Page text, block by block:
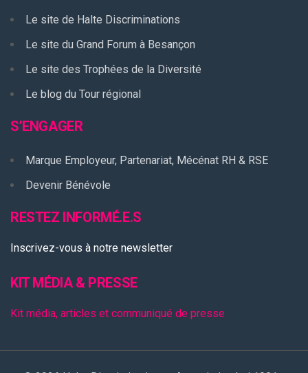
Le site de Halte Discriminations
Le site du Grand Forum à Besançon
Le site des Trophées de la Diversité
Le blog du Tour régional
S’ENGAGER
Marque Employeur, Partenariat, Mécénat RH & RSE
Devenir Bénévole
RESTEZ INFORMÉ.E.S
Inscrivez-vous à notre newsletter
KIT MÉDIA & PRESSE
Kit média, articles et communiqué de presse